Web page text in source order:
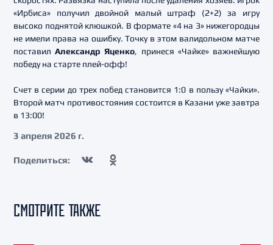
«Ирбиса» получил двойной малый штраф (2+2) за игру
высоко поднятой клюшкой. В формате «4 на 3» нижегородцы
не имели права на ошибку. Точку в этом валидольном матче
поставилАлександр Яценко, принеся «Чайке» важнейшую
победу на старте плей-офф!
Счет в серии до трех побед становится 1:0 в пользу «Чайки».
Второй матч противостояния состоится в Казани уже завтра
в 13:00!
3 апреля 2026 г.
Поделиться:
СМОТРИТЕ ТАКЖЕ